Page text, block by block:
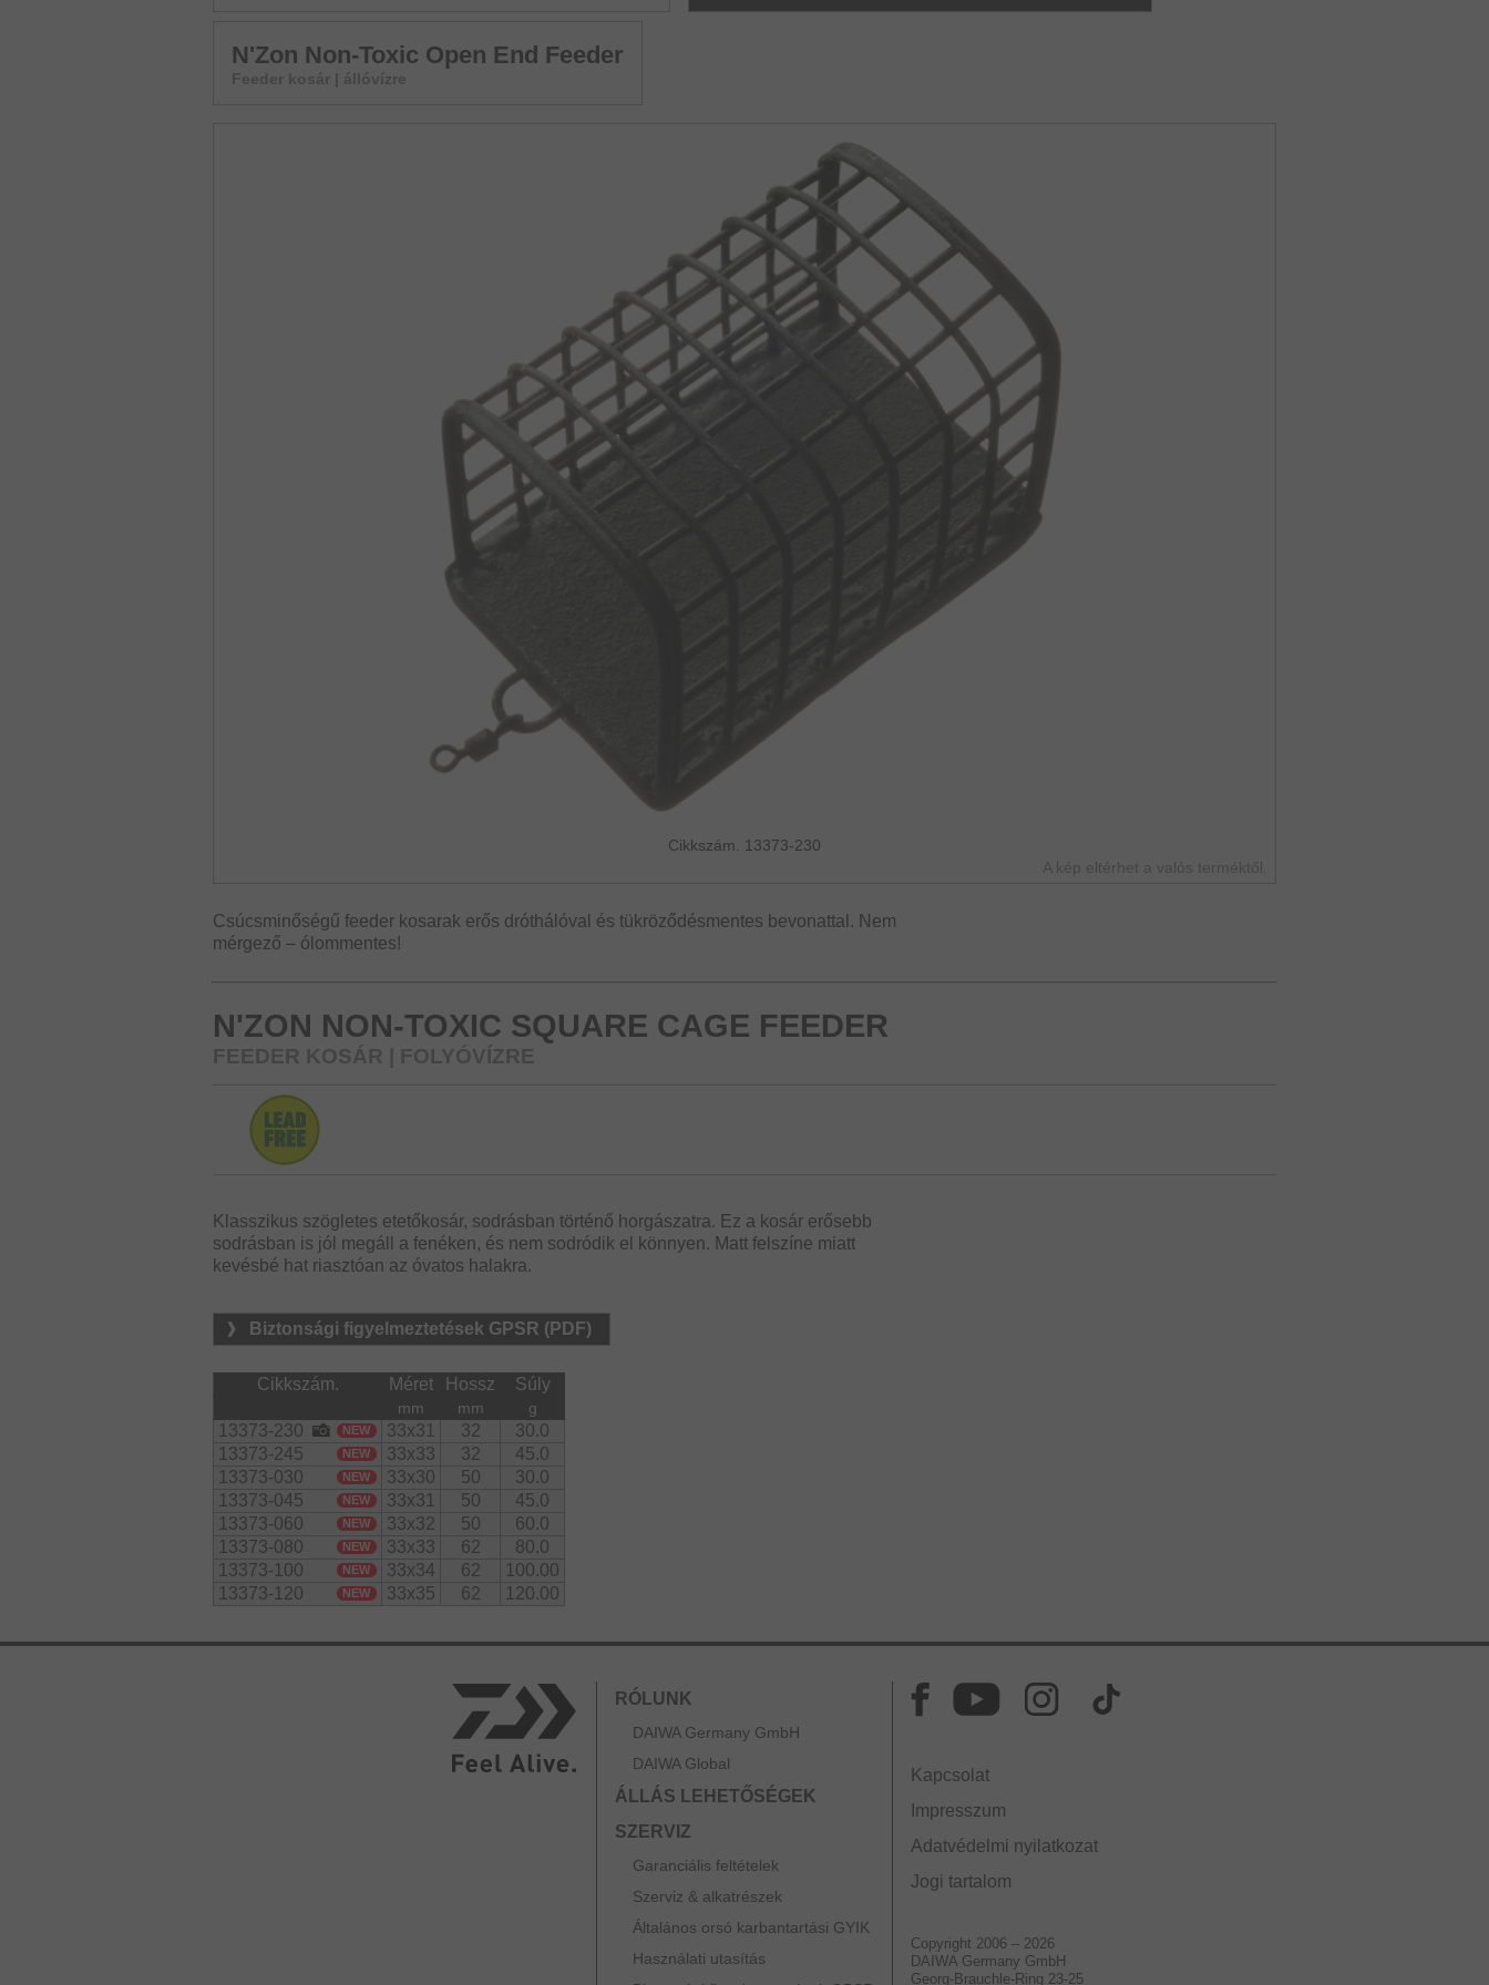
N'Zon Non-Toxic Open End Feeder
Feeder kosár | állóvízre
Cikkszám. 13373-230
A kép eltérhet a valós terméktől.
Csúcsminőségű feeder kosarak erős dróthálóval és tükröződésmentes bevonattal. Nem
mérgező – ólommentes!
N'ZON NON-TOXIC SQUARE CAGE FEEDER
FEEDER KOSÁR | FOLYÓVÍZRE
Klasszikus szögletes etetőkosár, sodrásban történő horgászatra. Ez a kosár erősebb
sodrásban is jól megáll a fenéken, és nem sodródik el könnyen. Matt felszíne miatt
kevésbé hat riasztóan az óvatos halakra.
Biztonsági figyelmeztetések GPSR (PDF)
Cikkszám. Méret Hossz Súly
mm mm g
13373-230 NEW 33x31 32
30.0
13373-245
NEW 33x33 32
45.0
13373-030
NEW 33x30 50
30.0
13373-045
NEW 33x31 50
45.0
13373-060
NEW 33x32 50
60.0
13373-080
NEW 33x33 62
80.0
13373-100
NEW 33x34 62
100.00
13373-120
NEW 33x35 62 120.00
RÓLUNK
DAIWA Germany GmbH
DAIWA Global
ÁLLÁS LEHETŐSÉGEK
SZERVIZ
Garanciális feltételek
Szerviz & alkatrészek
Általános orsó karbantartási GYIK
Használati utasítás
Kapcsolat
Impresszum
Adatvédelmi nyilatkozat
Jogi tartalom
Copyright 2006 – 2026
DAIWA Germany GmbH
Georg-Brauchle-Ring 23-25